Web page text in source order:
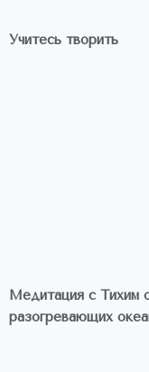
Учитесь творить
Медитация с Тихим
разогревающих